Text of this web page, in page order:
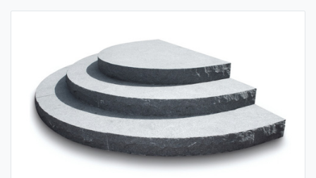
villaträdgård med gångplattor av betong eller natursten.